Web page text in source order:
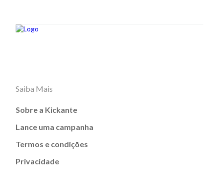
Saiba Mais
Sobre a Kickante
Lance uma campanha
Termos e condições
Privacidade